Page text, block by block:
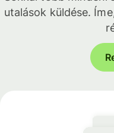
utalások küldése.